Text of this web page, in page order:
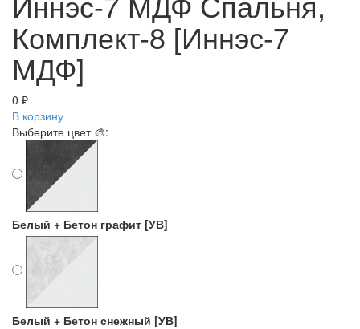
Комплект-8 [Иннэс-7
МДФ]
0 ₽
В корзину
Выберите цвет 🎨:
Белый + Бетон графит [УВ]
Белый + Бетон снежный [УВ]